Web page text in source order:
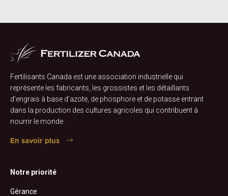
Fertilisants Canada est une association industrielle qui
représente les fabricants, les grossistes et les détaillants
d’engrais à base d’azote, de phosphore et de potasse entrant
dans la production des cultures agricoles qui contribuent à
nourrir le monde.
En savoir plus
Notre priorité
Gérance